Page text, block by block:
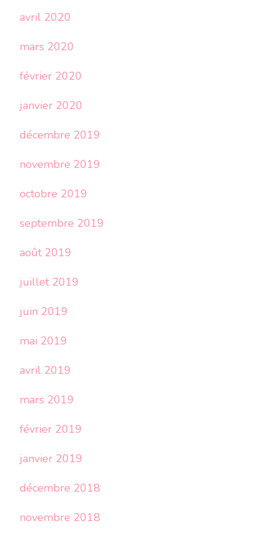
avril 2020
mars 2020
février 2020
janvier 2020
décembre 2019
novembre 2019
octobre 2019
septembre 2019
août 2019
juillet 2019
juin 2019
mai 2019
avril 2019
mars 2019
février 2019
janvier 2019
décembre 2018
novembre 2018